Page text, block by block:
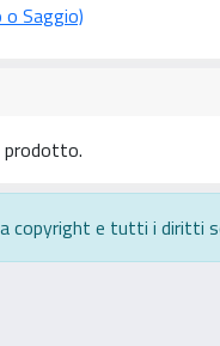
Saggio)
prodotto.
copyright e tutti i diritti